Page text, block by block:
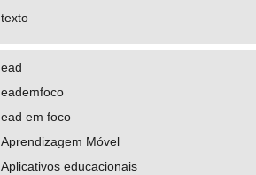
texto
ead
eademfoco
ead em foco
Aprendizagem Móvel
Aplicativos educacionais